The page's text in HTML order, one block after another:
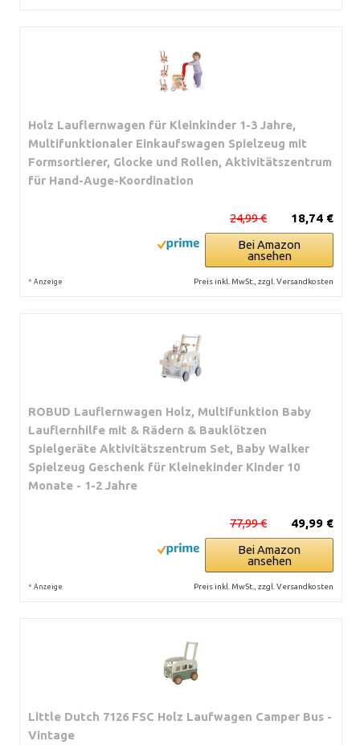
Holz Lauflernwagen für Kleinkinder 1-3 Jahre,
Multifunktionaler Einkaufswagen Spielzeug mit
Formsortierer, Glocke und Rollen, Aktivitätszentrum
für Hand-Auge-Koordination
18,74 €
24,99 €
Bei Amazon
ansehen
* Anzeige Preis inkl. MwSt., zzgl. Versandkosten
ROBUD Lauflernwagen Holz, Multifunktion Baby
Lauflernhilfe mit & Rädern & Bauklötzen
Spielgeräte Aktivitätszentrum Set, Baby Walker
Spielzeug Geschenk für Kleinekinder Kinder 10
Monate - 1-2 Jahre
49,99 €
77,99 €
Bei Amazon
ansehen
* Anzeige Preis inkl. MwSt., zzgl. Versandkosten
Little Dutch 7126 FSC Holz Laufwagen Camper Bus -
Vintage